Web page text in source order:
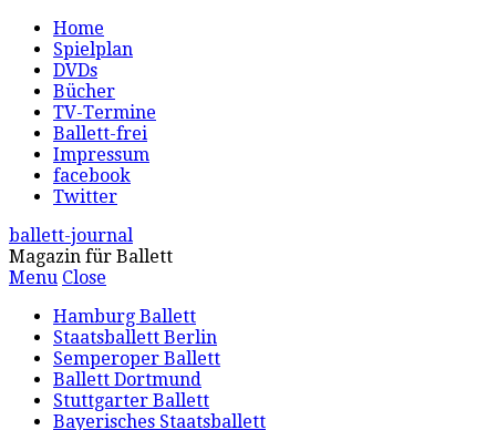
Home
Spielplan
DVDs
Bücher
TV-Termine
Ballett-frei
Impressum
facebook
Twitter
ballett-journal
Magazin für Ballett
Menu Close
Hamburg Ballett
Staatsballett Berlin
Semperoper Ballett
Ballett Dortmund
Stuttgarter Ballett
Bayerisches Staatsballett